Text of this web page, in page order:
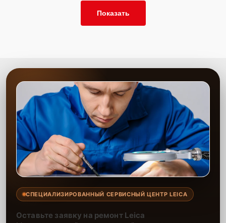
Показать
СПЕЦИАЛИЗИРОВАННЫЙ СЕРВИСНЫЙ ЦЕНТР LEICA
Оставьте заявку на ремонт Leica